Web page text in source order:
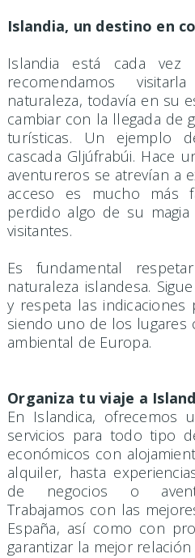
Islandia, un destino en
Islandia está cada
recomendamos
naturaleza, todavía en su
cambiar con la llegada de
turísticas. Un ejemplo
cascada Gljúfrabúi. Hace
aventureros se atrevían a
acceso es mucho más
perdido algo de su
visitantes.
Es fundamental
naturaleza islandesa.
y respeta las indicaciones
siendo uno de los lugares
ambiental de Europa.
Organiza tu viaje a
En Islandica, ofrecemos
servicios para todo tipo
económicos con
alquiler, hasta
de negocios o
Trabajamos con las
España, así como con
garantizar la mejor